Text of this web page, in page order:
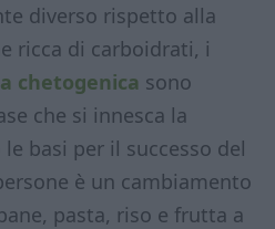
diverso rispetto alla
ricca di carboidrati, i
chetogenica sono
che si innesca la
basi per il successo del
è un cambiamento
pasta, riso e frutta a